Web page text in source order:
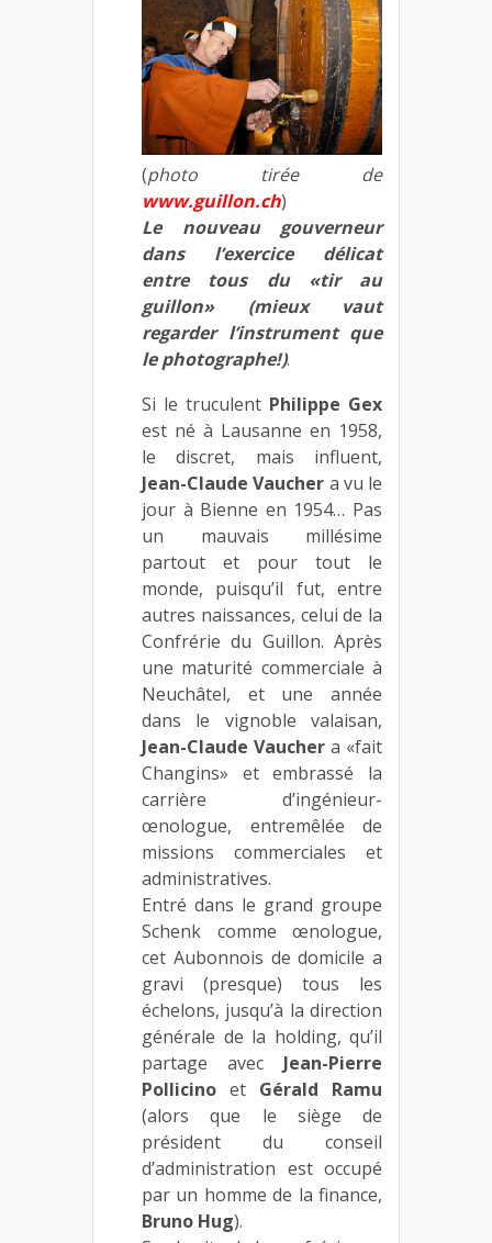
(photo tirée de
www.guillon.ch)
Le nouveau gouverneur
dans l’exercice délicat
entre tous du «tir au
guillon»
(mieux vaut
regarder l’instrument que
le photographe!).
Si le truculent Philippe Gex
est né à Lausanne en 1958,
le discret, mais influent,
Jean-Claude Vaucher a vu le
jour à Bienne en 1954… Pas
un mauvais millésime
partout et pour tout le
monde, puisqu’il fut, entre
autres naissances, celui de la
Confrérie du Guillon. Après
une maturité commerciale à
Neuchâtel, et une année
dans le vignoble valaisan,
Jean-Claude Vaucher a «fait
Changins» et embrassé la
carrière d’ingénieur-
œnologue, entremêlée de
missions commerciales et
administratives.
Entré dans le grand groupe
Schenk comme œnologue,
cet Aubonnois de domicile a
gravi (presque) tous les
échelons, jusqu’à la direction
générale de la holding, qu’il
partage avec Jean-Pierre
Pollicino et Gérald Ramu
(alors que le siège de
président du conseil
d’administration est occupé
par un homme de la finance,
Bruno Hug).